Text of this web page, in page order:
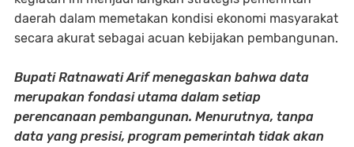
daerah dalam memetakan kondisi ekonomi masyarakat
secara akurat sebagai acuan kebijakan pembangunan.
Bupati Ratnawati Arif menegaskan bahwa data
merupakan fondasi utama dalam setiap
perencanaan pembangunan. Menurutnya, tanpa
data yang presisi, program pemerintah tidak akan